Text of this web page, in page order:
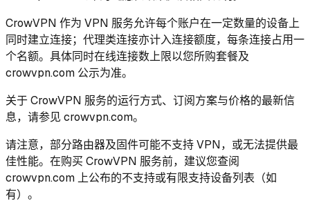
CrowVPN 作为 VPN 服务允许每个账户在一定数量的设备上
同时建立连接；代理类连接亦计入连接额度，每条连接占用一
个名额。具体同时在线连接数上限以您所购套餐及
crowvpn.com 公示为准。
关于 CrowVPN 服务的运行方式、订阅方案与价格的最新信
息，请参见 crowvpn.com。
请注意，部分路由器及固件可能不支持 VPN，或无法提供最
佳性能。在购买 CrowVPN 服务前，建议您查阅
crowvpn.com 上公布的不支持或有限支持设备列表（如
有）。